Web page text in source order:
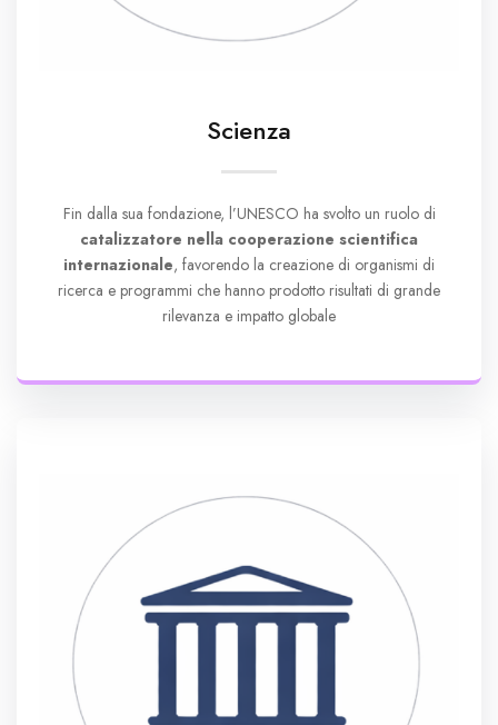
Scienza
Fin dalla sua fondazione, l’UNESCO ha svolto un ruolo di
catalizzatore nella cooperazione scientifica
internazionale, favorendo la creazione di organismi di
ricerca e programmi che hanno prodotto risultati di grande
rilevanza e impatto globale